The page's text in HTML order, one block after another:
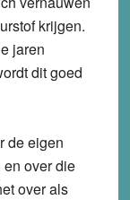
krijgen.
jaren
dit goed
de eigen
over die
over als